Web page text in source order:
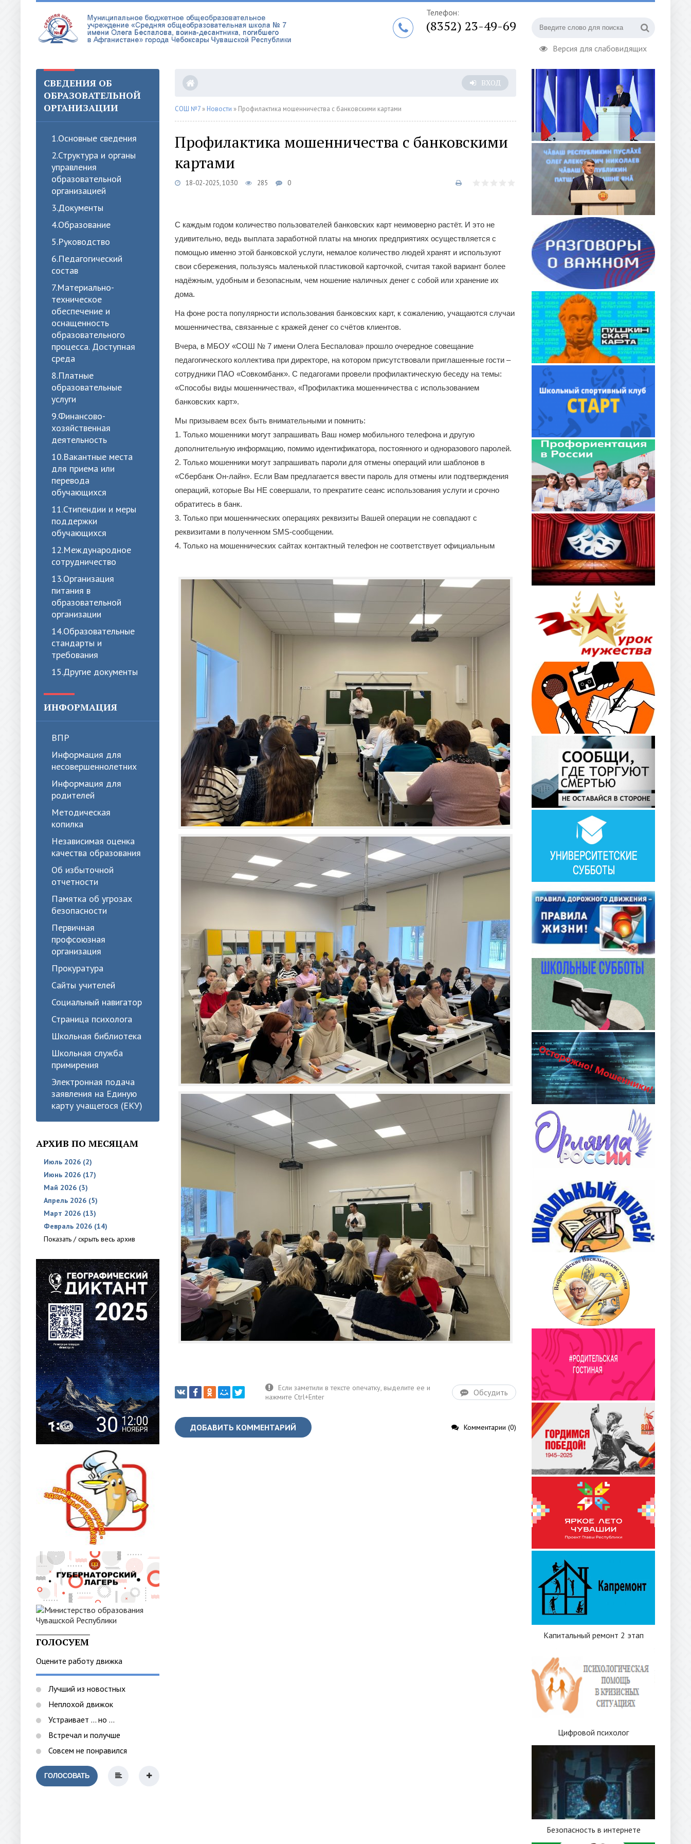
Версия для слабовидящих
Телефон:
(8352) 23-49-69
СВЕДЕНИЯ ОБ
ОБРАЗОВАТЕЛЬНОЙ
ОРГАНИЗАЦИИ
1.Oсновные сведения
2.Структура и органы
управления
образовательной
организацией
3.Документы
4.Образование
5.Руководство
6.Педагогический
состав
7.Материально-
техническое
обеспечение и
оснащенность
образовательного
процесса. Доступная
среда
8.Платные
образовательные
услуги
9.Финансово-
хозяйственная
деятельность
10.Вакантные места
для приема или
перевода
обучающихся
11.Стипендии и меры
поддержки
обучающихся
12.Международное
сотрудничество
13.Организация
питания в
образовательной
организации
14.Образовательные
стандарты и
требования
15.Другие документы
ИНФОРМАЦИЯ
ВПР
Информация для
несовершеннолетних
Информация для
родителей
Методическая
копилка
Независимая оценка
качества образования
Об избыточной
отчетности
Памятка об угрозах
безопасности
Первичная
профсоюзная
организация
Прокуратура
Сайты учителей
Социальный навигатор
Страница психолога
Школьная библиотека
Школьная служба
примирения
Электронная подача
заявления на Единую
карту учащегося (ЕКУ)
АРХИВ ПО МЕСЯЦАМ
Июль 2026 (2)
Июнь 2026 (17)
Май 2026 (3)
Апрель 2026 (5)
Март 2026 (13)
Февраль 2026 (14)
Показать / скрыть весь архив
ГОЛОСУЕМ
Оцените работу движка
Лучший из новостных
Неплохой движок
Устраивает ... но ...
Встречал и получше
Совсем не понравился
ГОЛОСОВАТЬ
ВХОД
СОШ №7 » Новости » Профилактика мошенничества с банковскими картами
Профилактика мошенничества с банковскими
картами
18-02-2025, 10:30 285 0
С каждым годом количество пользователей банковских карт неимоверно растёт. И это не
удивительно, ведь выплата заработной платы на многих предприятиях осуществляется с
помощью именно этой банковской услуги, немалое количество людей хранят и используют
свои сбережения, пользуясь маленькой пластиковой карточкой, считая такой вариант более
надёжным, удобным и безопасным, чем ношение наличных денег с собой или хранение их
дома.
На фоне роста популярности использования банковских карт, к сожалению, учащаются случаи
мошенничества, связанные с кражей денег со счётов клиентов.
Вчера, в МБОУ «СОШ № 7 имени Олега Беспалова» прошло очередное совещание
педагогического коллектива при директоре, на котором присутствовали приглашенные гости –
сотрудники ПАО «Совкомбанк». С педагогами провели профилактическую беседу на темы:
«Способы виды мошенничества», «Профилактика мошенничества с использованием
банковских карт».
Мы призываем всех быть внимательными и помнить:
1. Только мошенники могут запрашивать Ваш номер мобильного телефона и другую
дополнительную информацию, помимо идентификатора, постоянного и одноразового паролей.
2. Только мошенники могут запрашивать пароли для отмены операций или шаблонов в
«Сбербанк Он-лайн». Если Вам предлагается ввести пароль для отмены или подтверждения
операций, которые Вы НЕ совершали, то прекратите сеанс использования услуги и срочно
обратитесь в банк.
3. Только при мошеннических операциях реквизиты Вашей операции не совпадают с
реквизитами в полученном SMS-сообщении.
4. Только на мошеннических сайтах контактный телефон не соответствует официальным
Обсудить
ДОБАВИТЬ КОММЕНТАРИЙ Комментарии (0)
Капитальный ремонт 2 этап
Цифровой психолог
Безопасность в интернете